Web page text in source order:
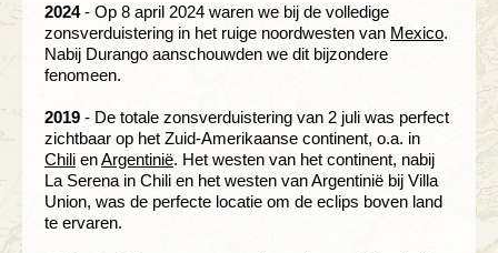
2024- Op 8 april 2024 waren we bij de volledige
zonsverduistering in het ruige noordwesten van Mexico.
Nabij Durango aanschouwden we dit bijzondere
fenomeen.
2019 - De totale zonsverduistering van 2 juli was perfect
zichtbaar op het Zuid-Amerikaanse continent, o.a. in
Chili enArgentinië. Het westen van het continent, nabij
La Serena in Chili en het westen van Argentinië bij Villa
Union, was de perfecte locatie om de eclips boven land
te ervaren.